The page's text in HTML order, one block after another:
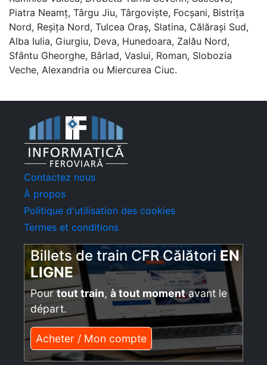
Piatra Neamț, Târgu Jiu, Târgoviște, Focșani, Bistrița
Nord, Reșița Nord, Tulcea Oraș, Slatina, Călărași Sud,
Alba Iulia, Giurgiu, Deva, Hunedoara, Zalău Nord,
Sfântu Gheorghe, Bârlad, Vaslui, Roman, Slobozia
Veche, Alexandria ou Miercurea Ciuc.
Contactez nous
À propos
Politique d'utilisation des cookies
Termes et conditions
Billets de train CFR CălătoriEN
LIGNE
Pourtout train, à tout momentavant le
départ.
Acheter / Mon compte